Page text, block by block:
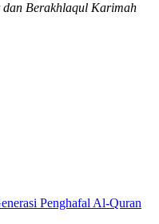
dan Berakhlaqul Karimah